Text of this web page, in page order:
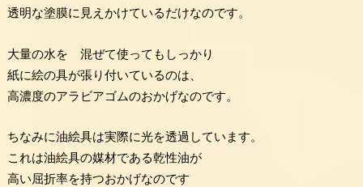
透明な塗膜に見えかけているだけなのです。
大量の水を 混ぜて使ってもしっかり
紙に絵の具が張り付いているのは、
高濃度のアラビアゴムのおかげなのです。
ちなみに油絵具は実際に光を透過しています。
これは油絵具の媒材である乾性油が
高い屈折率を持つおかげなのです